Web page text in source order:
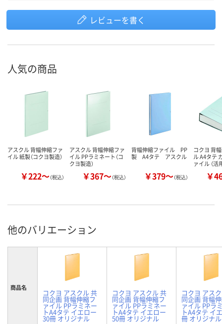
レビューを書く
人気の商品
アスクル 背幅伸縮ファ
イル 紙製（コクヨ製造）
￥222～（税込）
アスクル 背幅伸縮ファ
イル PPラミネート（コ
クヨ製造）
￥367～（税込）
背幅伸縮ファイル PP
製 A4タテ アスクル
￥379～（税込）
コクヨ 背
ル A4タテ
ァイル （
￥
他のバリエーション
商品名
コクヨ アスクル 共
同企画 背幅伸縮フ
ァイル PPラミネー
トA4タテ イエロー
30冊 オリジナル
コクヨ アスクル 共
同企画 背幅伸縮フ
ァイル PPラミネー
トA4タテ イエロー
50冊 オリジナル
コクヨ アス
同企画 背幅
ァイル PPラ
トA4タテ イ
冊 オリジナル